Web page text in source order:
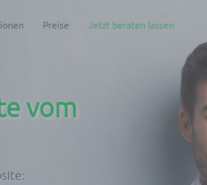
Preise Jetzt beraten lassen
vom